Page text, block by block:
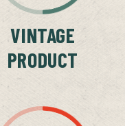
VINTAGE
PRODUCT